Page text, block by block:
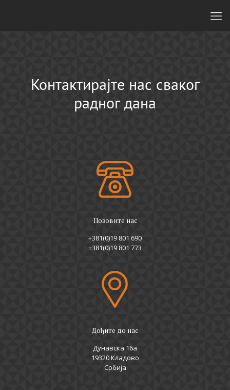
Контактирајте нас сваког
радног дана
Позовите нас
+381(0)19 801 690
+381(0)19 801 773
Дођите до нас
Дунавска 16а
19320 Кладово
Србија